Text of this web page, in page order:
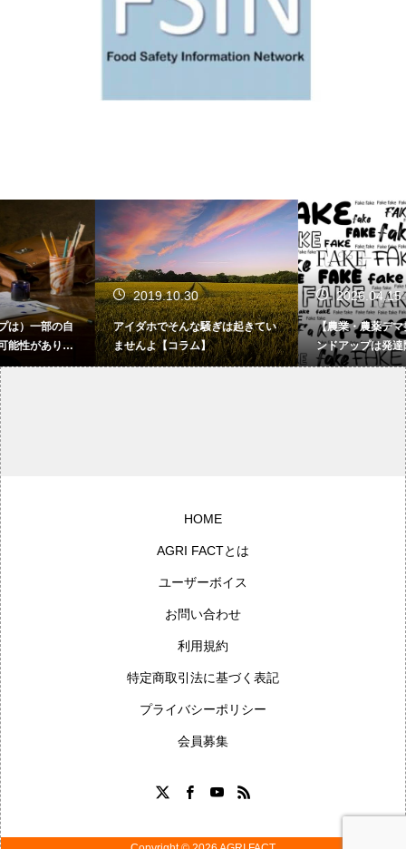
2019.10.30
アイダホでそんな騒ぎは起きてい
ませんよ【コラム】
2026.04.15
【農業・農薬デマ発信源】「ラウ
ンドアップは発達障害の原因」デ
マ編
HOME
AGRI FACTとは
ユーザーボイス
お問い合わせ
利用規約
特定商取引法に基づく表記
プライバシーポリシー
会員募集